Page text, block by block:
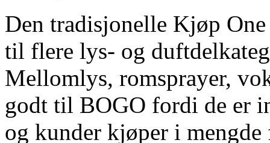
Den tradisjonelle Kjøp
til flere lys- og
Mellomlys, romsprayer,
godt til BOGO fordi de er
og kunder kjøper i